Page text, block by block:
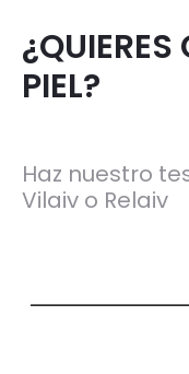
¿QUIERES
PIEL?
Haz nuestro
Vilaiv o Relaiv